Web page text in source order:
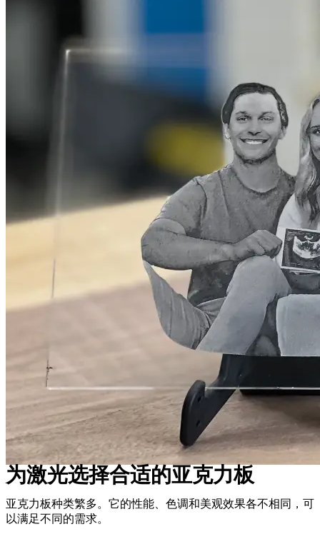
为激光选择合适的亚克力板
亚克力板种类繁多。它的性能、色调和美观效果各不相同，可
以满足不同的需求。